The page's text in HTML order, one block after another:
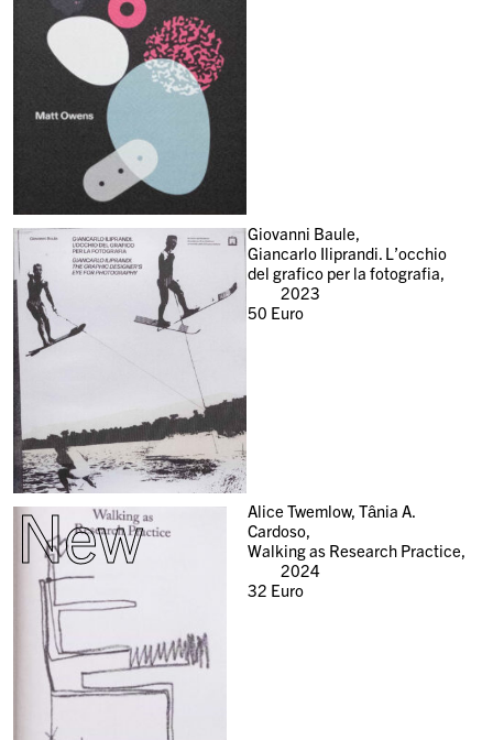
Giovanni Baule,
Giancarlo Iliprandi. L’occhio
del grafico per la fotografia,
2023
50 Euro
New
Alice Twemlow, Tânia A.
Cardoso,
Walking as Research Practice,
2024
32 Euro